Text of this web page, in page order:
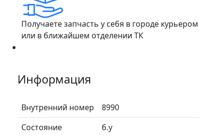
Получаете запчасть у себя в городе курьером
или в ближайшем отделении ТК
Информация
Внутренний номер
8990
Состояние
б.у